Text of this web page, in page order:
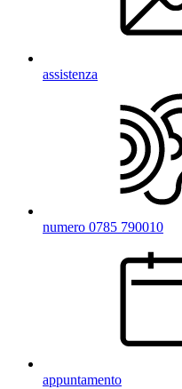
assistenza
numero 0785 790010
appuntamento